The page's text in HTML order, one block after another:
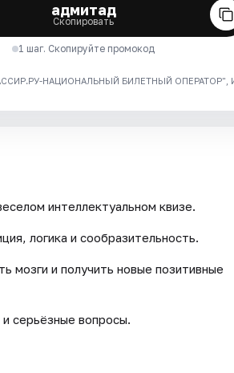
адмитад
Скопировать
1 шаг. Скопируйте промокод
НАЦИОНАЛЬНЫЙ БИЛЕТНЫЙ ОПЕРАТОР",
интеллектуальном квизе.
логика и сообразительность.
мозги и получить новые позитивные
серьёзные вопросы.